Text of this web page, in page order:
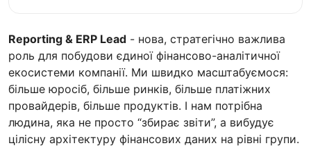
Reporting & ERP Lead - нова, стратегічно важлива
роль для побудови єдиної фінансово-аналітичної
екосистеми компанії. Ми швидко масштабуємося:
більше юросіб, більше ринків, більше платіжних
провайдерів, більше продуктів. І нам потрібна
людина, яка не просто “збирає звіти”, а вибудує
цілісну архітектуру фінансових даних на рівні групи.